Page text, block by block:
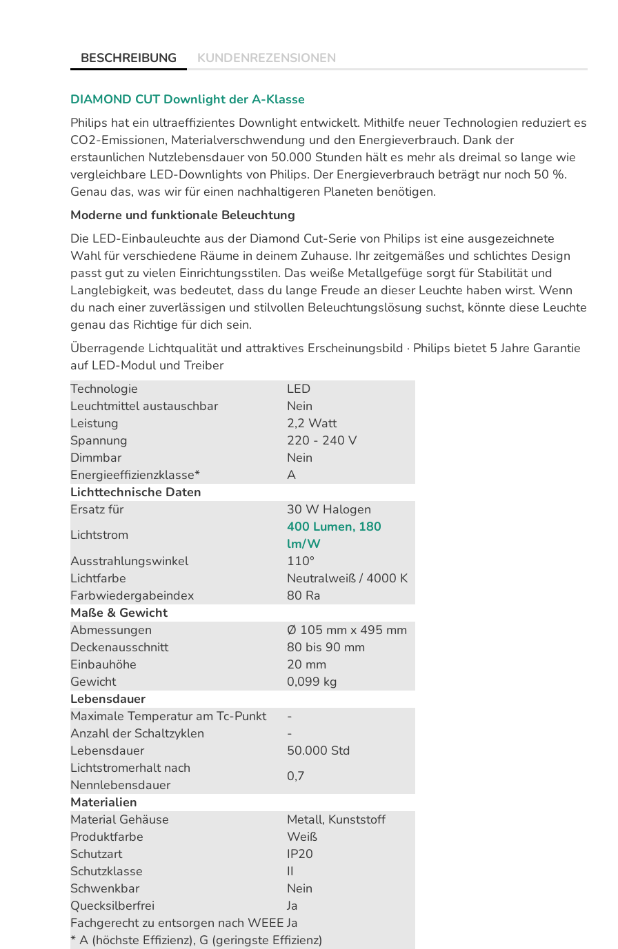
BESCHREIBUNG KUNDENREZENSIONEN
DIAMOND CUT Downlight der A-Klasse
Philips hat ein ultraeffizientes Downlight entwickelt. Mithilfe neuer Technologien reduziert es
CO2-Emissionen, Materialverschwendung und den Energieverbrauch. Dank der
erstaunlichen Nutzlebensdauer von 50.000 Stunden hält es mehr als dreimal so lange wie
vergleichbare LED-Downlights von Philips. Der Energieverbrauch beträgt nur noch 50 %.
Genau das, was wir für einen nachhaltigeren Planeten benötigen.
Moderne und funktionale Beleuchtung
Die LED-Einbauleuchte aus der Diamond Cut-Serie von Philips ist eine ausgezeichnete
Wahl für verschiedene Räume in deinem Zuhause. Ihr zeitgemäßes und schlichtes Design
passt gut zu vielen Einrichtungsstilen. Das weiße Metallgefüge sorgt für Stabilität und
Langlebigkeit, was bedeutet, dass du lange Freude an dieser Leuchte haben wirst. Wenn
du nach einer zuverlässigen und stilvollen Beleuchtungslösung suchst, könnte diese Leuchte
genau das Richtige für dich sein.
Überragende Lichtqualität und attraktives Erscheinungsbild · Philips bietet 5 Jahre Garantie
auf LED-Modul und Treiber
Technologie
LED
Leuchtmittel austauschbar
Nein
Leistung
2,2 Watt
Spannung
220 - 240 V
Dimmbar
Nein
Energieeffizienzklasse*
A
Lichttechnische Daten
Ersatz für
30 W Halogen
Lichtstrom
400 Lumen, 180
lm/W
Ausstrahlungswinkel
110°
Lichtfarbe
Neutralweiß / 4000 K
Farbwiedergabeindex
80 Ra
Maße & Gewicht
Abmessungen
Ø 105 mm x 495 mm
Deckenausschnitt
80 bis 90 mm
Einbauhöhe
20 mm
Gewicht
0,099 kg
Lebensdauer
Maximale Temperatur am Tc-Punkt
-
Anzahl der Schaltzyklen
-
Lebensdauer
50.000 Std
Lichtstromerhalt nach
Nennlebensdauer
0,7
Materialien
Material Gehäuse
Metall, Kunststoff
Produktfarbe
Weiß
Schutzart
IP20
Schutzklasse
II
Schwenkbar
Nein
Quecksilberfrei
Ja
Fachgerecht zu entsorgen nach WEEE Ja
* A (höchste Effizienz), G (geringste Effizienz)